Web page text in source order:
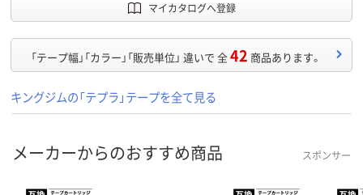
マイカタログへ登録
「テープ幅」「カラー」「販売単位」 違いで 全42 商品あります。
キングジムの「テプラ」テープを全て見る
メーカーからのおすすめ商品 スポンサー